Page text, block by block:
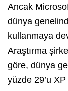
Ancak
dünya
kullanmaya
Araştırma
göre, dünya
yüzde 29’u